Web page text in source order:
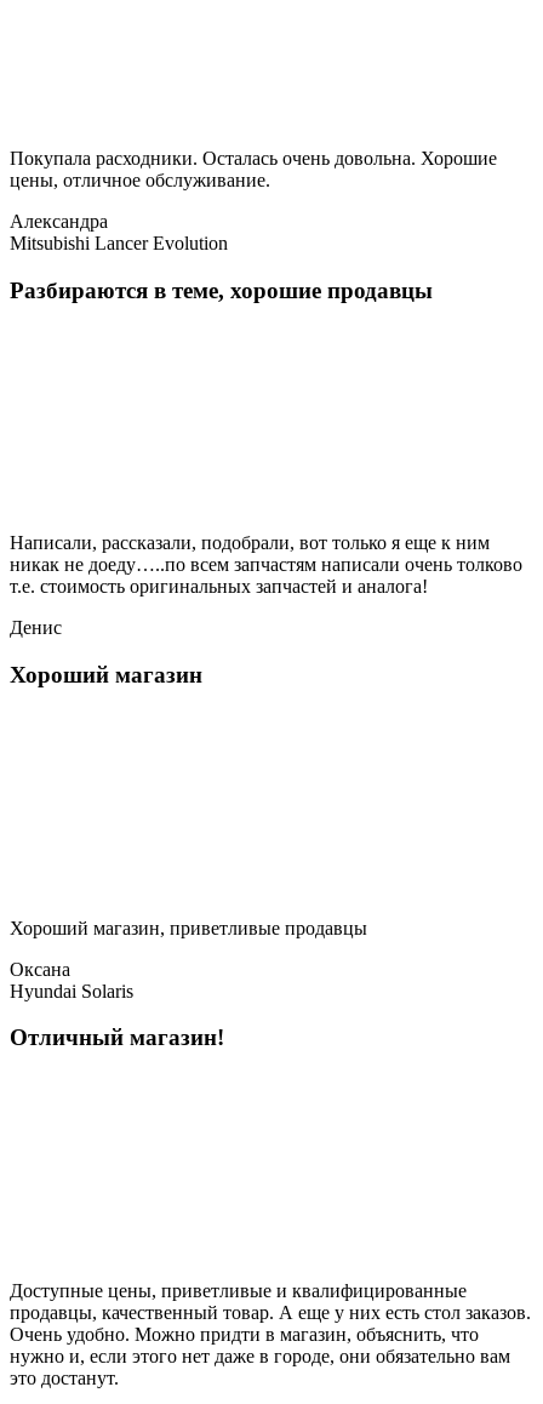
Покупала расходники. Осталась очень довольна. Хорошие
цены, отличное обслуживание.
Александра
Mitsubishi Lancer Evolution
Разбираются в теме, хорошие продавцы
Написали, рассказали, подобрали, вот только я еще к ним
никак не доеду…..по всем запчастям написали очень толково
т.е. стоимость оригинальных запчастей и аналога!
Денис
Хороший магазин
Хороший магазин, приветливые продавцы
Оксана
Hyundai Solaris
Отличный магазин!
Доступные цены, приветливые и квалифицированные
продавцы, качественный товар. А еще у них есть стол заказов.
Очень удобно. Можно придти в магазин, объяснить, что
нужно и, если этого нет даже в городе, они обязательно вам
это достанут.